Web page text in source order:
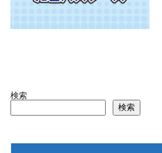
検索
検索